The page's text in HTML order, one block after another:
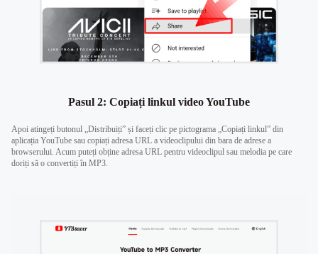
Pasul 2: Copiați linkul video YouTube
Apoi atingeți butonul „Distribuiți” și faceți clic pe pictograma „Copiați linkul” din
aplicația YouTube sau copiați adresa URL a videoclipului din bara de adrese a
browserului. Acum puteți obține adresa URL pentru videoclipul sau melodia pe care
doriți să o convertiți în MP3.